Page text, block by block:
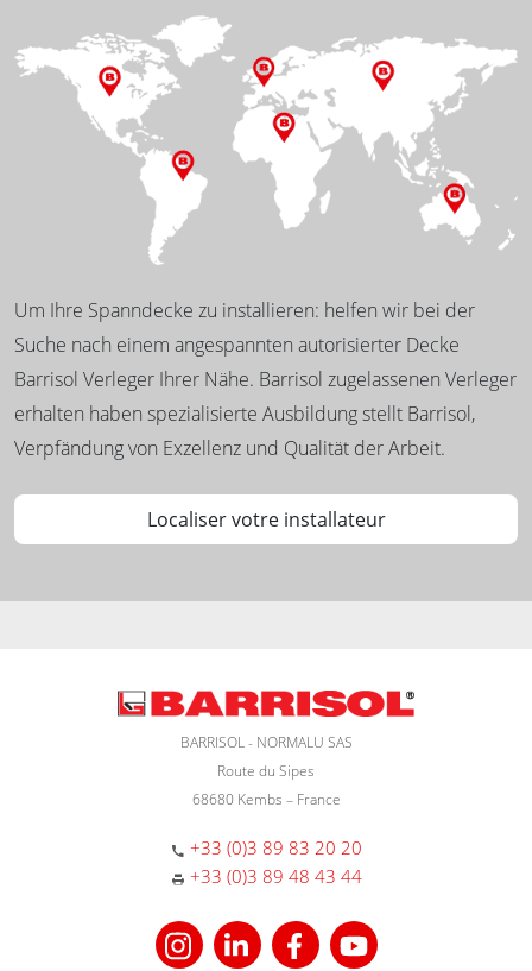
Um Ihre Spanndecke zu installieren: helfen wir bei der
Suche nach einem angespannten autorisierter Decke
Barrisol Verleger Ihrer Nähe. Barrisol zugelassenen Verleger
erhalten haben spezialisierte Ausbildung stellt Barrisol,
Verpfändung von Exzellenz und Qualität der Arbeit.
Localiser votre installateur
BARRISOL - NORMALU SAS
Route du Sipes
68680 Kembs – France
+33 (0)3 89 83 20 20
+33 (0)3 89 48 43 44